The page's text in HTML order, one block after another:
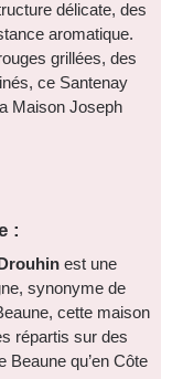
délicate, des
aromatique.
grillées, des
ce Santenay
Maison Joseph
:
est une
synonyme de
cette maison
répartis sur des
Beaune qu’en Côte